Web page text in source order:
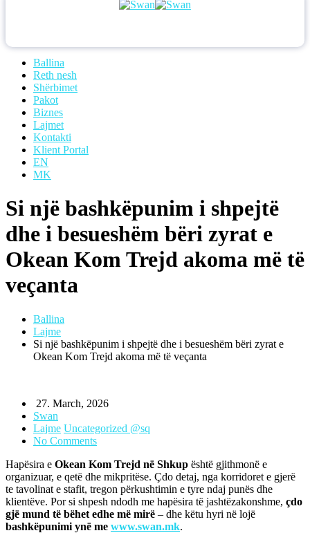
Ballina
Reth nesh
Shërbimet
Pakot
Biznes
Lajmet
Kontakti
Klient Portal
EN
MK
Si një bashkëpunim i shpejtë
dhe i besueshëm bëri zyrat e
Okean Kom Trejd akoma më të
veçanta
Ballina
Lajme
Si një bashkëpunim i shpejtë dhe i besueshëm bëri zyrat e
Okean Kom Trejd akoma më të veçanta
27. March, 2026
Swan
Lajme Uncategorized @sq
No Comments
Hapësira e Okean Kom Trejd në Shkup është gjithmonë e
organizuar, e qetë dhe mikpritëse. Çdo detaj, nga korridoret e gjerë
te tavolinat e stafit, tregon përkushtimin e tyre ndaj punës dhe
klientëve. Por si shpesh ndodh me hapësira të jashtëzakonshme, çdo
gjë mund të bëhet edhe më mirë – dhe këtu hyri në lojë
bashkëpunimi ynë me www.swan.mk.